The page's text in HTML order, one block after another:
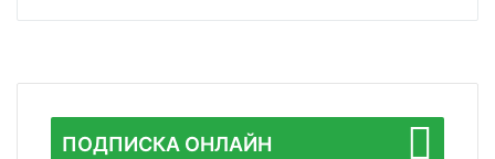
ПОДПИСКА ОНЛАЙН